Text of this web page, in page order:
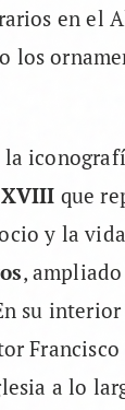
en el
los
que
y la
,
su
a lo